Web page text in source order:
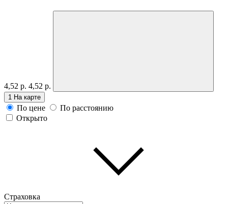
4,52 р. 4,52 р.
1 На карте
По цене
По расстоянию
Открыто
Страховка